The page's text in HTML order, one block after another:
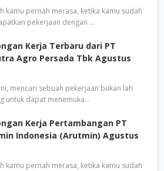
kamu pernah merasa, ketika kamu sudah
pekerjaan dengan …
Kerja Terbaru dari PT
Agro Persada Tbk Agustus
mencari sebuah pekerjaan bukan lah
untuk dapat menemuka…
Kerja Pertambangan PT
Indonesia (Arutmin) Agustus
kamu pernah merasa, ketika kamu sudah